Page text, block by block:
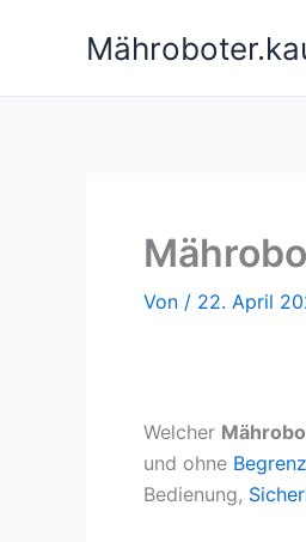
Von / 22. April
Welcher
und ohne
Bedienung,